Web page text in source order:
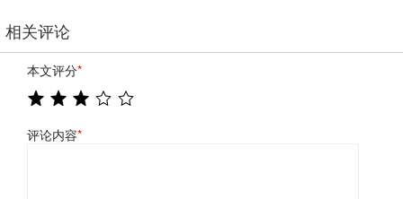
相关评论
本文评分*
评论内容*